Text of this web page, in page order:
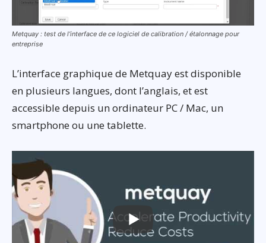
Metquay : test de l’interface de ce logiciel de calibration / étalonnage pour
entreprise
L’interface graphique de Metquay est disponible
en plusieurs langues, dont l’anglais, et est
accessible depuis un ordinateur PC / Mac, un
smartphone ou une tablette.